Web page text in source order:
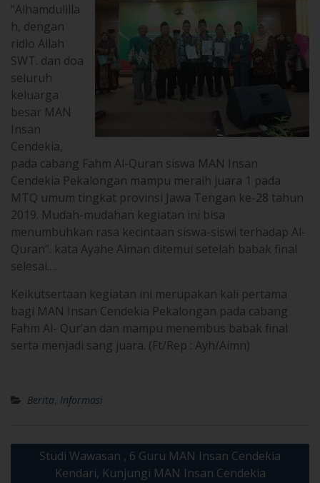
“Alhamdulilla
h, dengan
ridlo Allah
SWT. dan doa
seluruh
keluarga
besar MAN
Insan
Cendekia,
pada cabang Fahm Al-Quran siswa MAN Insan
Cendekia Pekalongan mampu meraih juara 1 pada
MTQ umum tingkat provinsi Jawa Tengan ke-28 tahun
2019. Mudah-mudahan kegiatan ini bisa
menumbuhkan rasa kecintaan siswa-siswi terhadap Al-
Quran”. kata Ayahe Aiman ditemui setelah babak final
selesai….
Keikutsertaan kegiatan ini merupakan kali pertama
bagi MAN Insan Cendekia Pekalongan pada cabang
Fahm Al- Qur’an dan mampu menembus babak final
serta menjadi sang juara. (Ft/Rep : Ayh/Aimn)
Berita, Informasi
Post
navigation
Studi Wawasan , 6 Guru MAN Insan Cendekia
Kendari, Kunjungi MAN Insan Cendekia